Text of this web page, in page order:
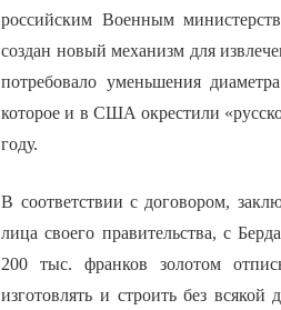
российским Военным
создан новый механизм для
потребовало уменьшения
которое и в США окрестили
году.
В соответствии с договором,
лица своего правительства, с
200 тыс. франков золотом
изготовлять и строить без